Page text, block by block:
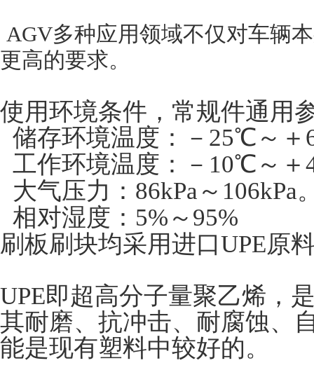
AGV多种应用领域不仅对车辆
更高的要求。
使用环境条件，常规件通用
储存环境温度：－25℃～
工作环境温度：－10℃～
大气压力：86kPa～106kPa
相对湿度：5%～95%
刷板刷块均采用进口UPE原
UPE即超高分子量聚乙烯，
其耐磨、抗冲击、耐腐蚀、
能是现有塑料中较好的。